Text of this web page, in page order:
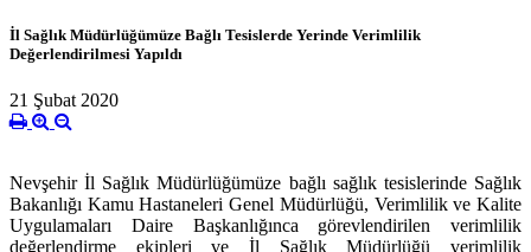
İl Sağlık Müdürlüğümüze Bağlı Tesislerde Yerinde Verimlilik
Değerlendirilmesi Yapıldı
21 Şubat 2020
Nevşehir İl Sağlık Müdürlüğümüze bağlı sağlık tesislerinde Sağlık
Bakanlığı Kamu Hastaneleri Genel Müdürlüğü, Verimlilik ve Kalite
Uygulamaları Daire Başkanlığınca görevlendirilen verimlilik
değerlendirme ekipleri ve İl Sağlık Müdürlüğü verimlilik